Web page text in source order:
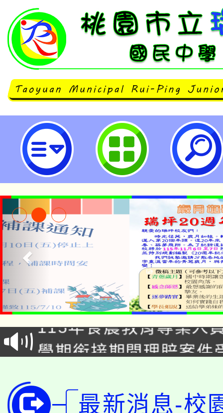
瑞坪國中113學年度七年級新生編
配結果-桃園市立瑞坪國民中學
淨零綠生活教案入校路
會
115年食農教育專業人
程
學期銜接期間理賠案件
版
公告本校115學年度第
最新消息-校